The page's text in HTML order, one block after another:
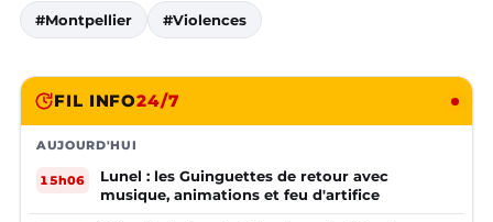
#Montpellier #Violences
FIL INFO24/7
AUJOURD'HUI
15h06
Lunel : les Guinguettes de retour avec
musique, animations et feu d'artifice